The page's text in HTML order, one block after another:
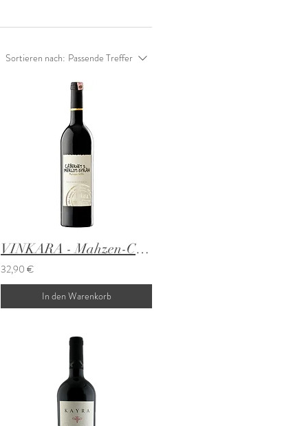
Sortieren nach: Passende Treffer
VINKARA - Mahzen-Cabernet Sauvignon/Merlot/Syrah
32,90 €
In den Warenkorb